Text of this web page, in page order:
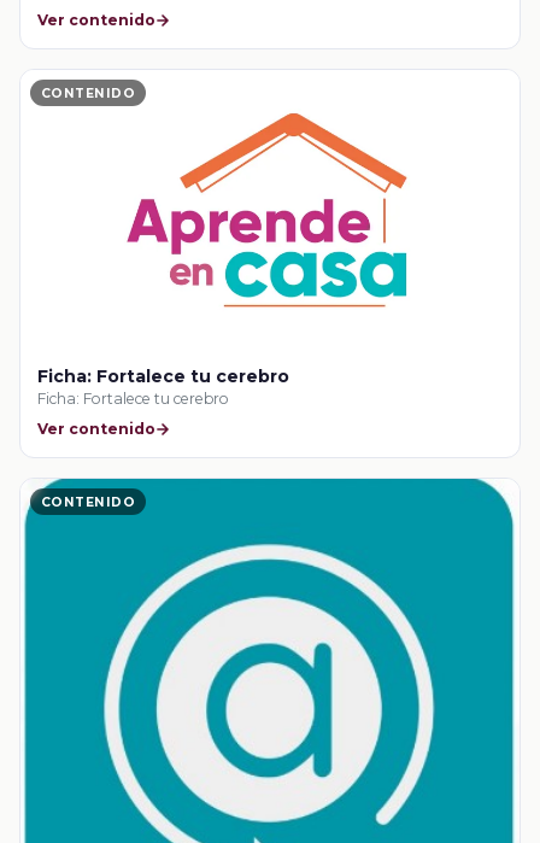
Ver contenido
CONTENIDO
Ficha: Fortalece tu cerebro
Ficha: Fortalece tu cerebro
Ver contenido
CONTENIDO